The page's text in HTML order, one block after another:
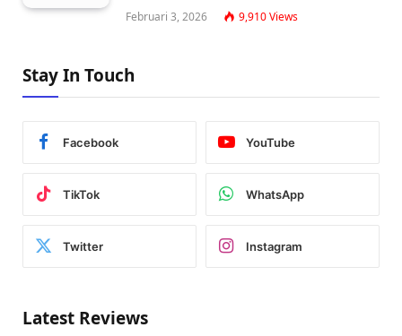
Februari 3, 2026 9,910Views
Stay In Touch
Facebook YouTube
TikTok WhatsApp
Twitter Instagram
Latest Reviews